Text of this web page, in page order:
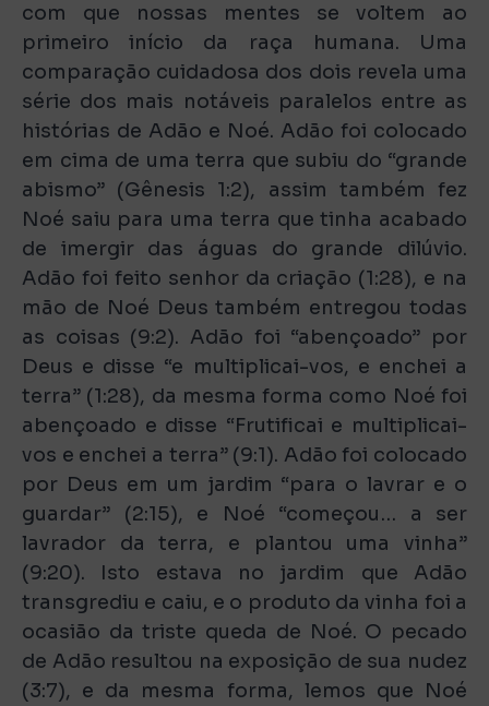
com que nossas mentes se voltem ao
primeiro início da raça humana. Uma
comparação cuidadosa dos dois revela uma
série dos mais notáveis paralelos entre as
histórias de Adão e Noé. Adão foi colocado
em cima de uma terra que subiu do “grande
abismo” (Gênesis 1:2), assim também fez
Noé saiu para uma terra que tinha acabado
de imergir das águas do grande dilúvio.
Adão foi feito senhor da criação (1:28), e na
mão de Noé Deus também entregou todas
as coisas (9:2). Adão foi “abençoado” por
Deus e disse “e multiplicai-vos, e enchei a
terra” (1:28), da mesma forma como Noé foi
abençoado e disse “Frutificai e multiplicai-
vos e enchei a terra” (9:1). Adão foi colocado
por Deus em um jardim “para o lavrar e o
guardar” (2:15), e Noé “começou… a ser
lavrador da terra, e plantou uma vinha”
(9:20). Isto estava no jardim que Adão
transgrediu e caiu, e o produto da vinha foi a
ocasião da triste queda de Noé. O pecado
de Adão resultou na exposição de sua nudez
(3:7), e da mesma forma, lemos que Noé